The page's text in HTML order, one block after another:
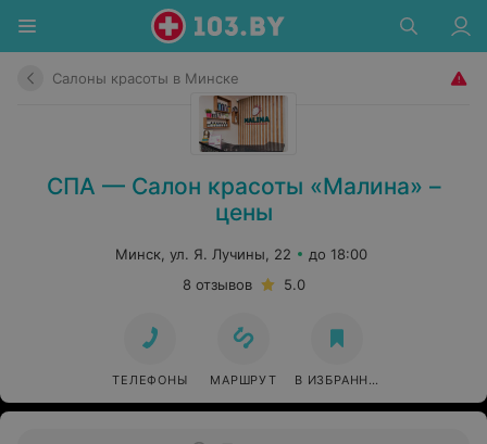
Салоны красоты в Минске
СПА — Салон красоты «Малина» –
цены
Минск, ул. Я. Лучины, 22
до 18:00
8 отзывов
5.0
ТЕЛЕФОНЫ МАРШРУТ В ИЗБРАННОЕ